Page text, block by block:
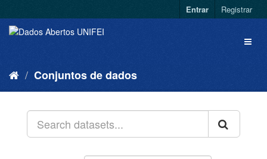
Entrar Registrar
Conjuntos de dados